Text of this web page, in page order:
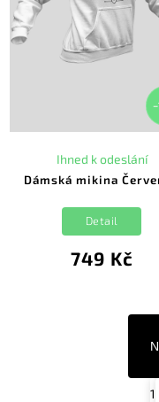
Dámská mikina
Ihned k odeslání
749 Kč
Detail
1